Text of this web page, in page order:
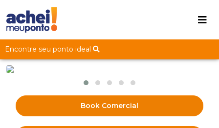
Encontre seu ponto ideal
Book Comercial